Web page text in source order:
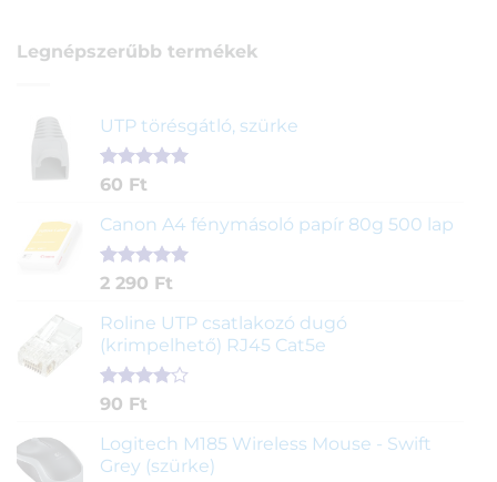
Legnépszerűbb termékek
UTP törésgátló, szürke
Értékelés
ből,
1
értékelés
alapján
60 Ft
Canon A4 fénymásoló papír 80g 500 lap
Értékelés
ből,
2
értékelés
alapján
2 290 Ft
Roline UTP csatlakozó dugó
(krimpelhető) RJ45 Cat5e
Értékelés
5-ből,
2
értékelés
alapján
90 Ft
Logitech M185 Wireless Mouse - Swift
Grey (szürke)